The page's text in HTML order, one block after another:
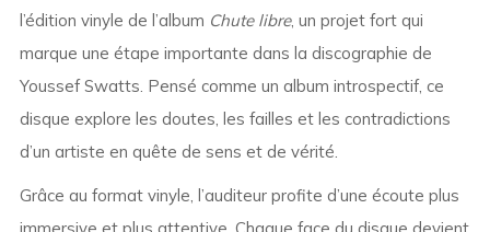
l’édition vinyle de l’album Chute libre, un projet fort qui
marque une étape importante dans la discographie de
Youssef Swatts. Pensé comme un album introspectif, ce
disque explore les doutes, les failles et les contradictions
d’un artiste en quête de sens et de vérité.
Grâce au format vinyle, l’auditeur profite d’une écoute plus